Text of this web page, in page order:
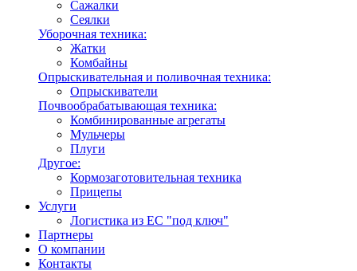
Сажалки
Сеялки
Уборочная техника:
Жатки
Комбайны
Опрыскивательная и поливочная техника:
Опрыскиватели
Почвообрабатывающая техника:
Комбинированные агрегаты
Мульчеры
Плуги
Другое:
Кормозаготовительная техника
Прицепы
Услуги
Логистика из ЕС "под ключ"
Партнеры
О компании
Контакты